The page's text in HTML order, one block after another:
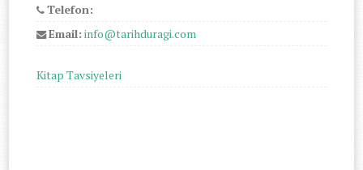
Telefon:
Email: info@tarihduragi.com
Kitap Tavsiyeleri